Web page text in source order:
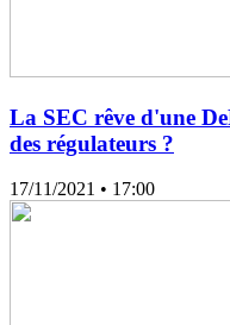
La SEC rêve d'une
des régulateurs ?
17/11/2021 • 17:00